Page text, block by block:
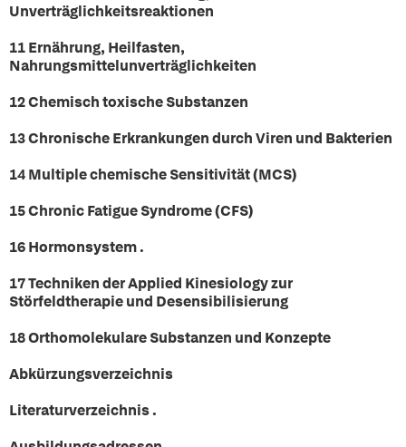
Unverträglichkeitsreaktionen
11 Ernährung, Heilfasten,
Nahrungsmittelunverträglichkeiten
12 Chemisch toxische Substanzen
13 Chronische Erkrankungen durch Viren und Bakterien
14 Multiple chemische Sensitivität (MCS)
15 Chronic Fatigue Syndrome (CFS)
16 Hormonsystem .
17 Techniken der Applied Kinesiology zur
Störfeldtherapie und Desensibilisierung
18 Orthomolekulare Substanzen und Konzepte
Abkürzungsverzeichnis
Literaturverzeichnis .